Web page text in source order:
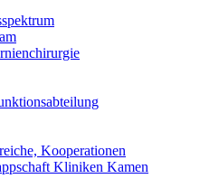
Kooperationen
Kliniken Kamen